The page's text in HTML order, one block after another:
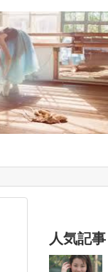
人気記事